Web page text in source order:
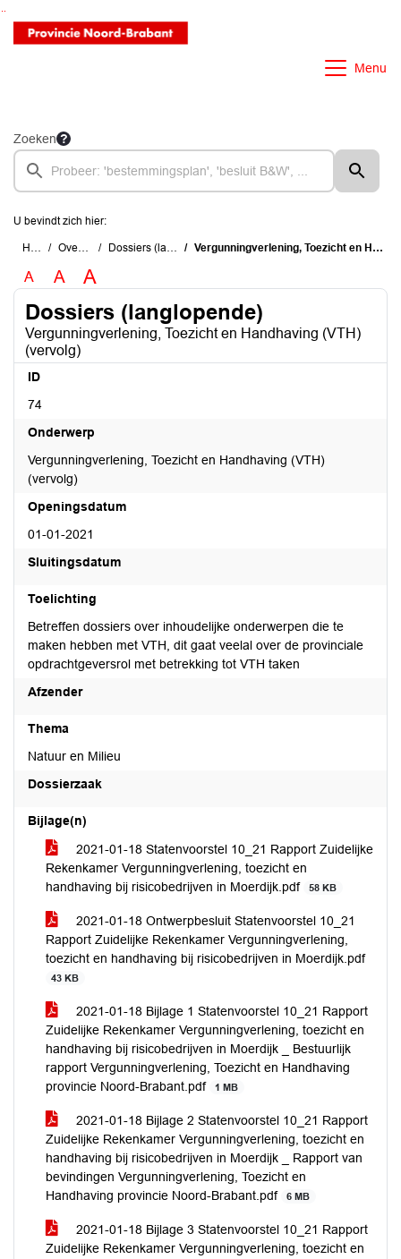
Ga naar de inhoud van deze pagina
Ga naar het zoeken
Ga naar het menu
Menu
Zoeken
U bevindt zich hier:
Home Overzichten Dossiers (langlopende) Vergunningverlening, Toezicht en Handhaving (VTH) (vervolg)
A A A
Dossiers (langlopende)
Vergunningverlening, Toezicht en Handhaving (VTH)
(vervolg)
ID
74
Onderwerp
Vergunningverlening, Toezicht en Handhaving (VTH)
(vervolg)
Openingsdatum
01-01-2021
Sluitingsdatum
Toelichting
Betreffen dossiers over inhoudelijke onderwerpen die te
maken hebben met VTH, dit gaat veelal over de provinciale
opdrachtgeversrol met betrekking tot VTH taken
Afzender
Thema
Natuur en Milieu
Dossierzaak
Bijlage(n)
2021-01-18 Statenvoorstel 10_21 Rapport Zuidelijke
Rekenkamer Vergunningverlening, toezicht en
handhaving bij risicobedrijven in Moerdijk.pdf
58 KB
2021-01-18 Ontwerpbesluit Statenvoorstel 10_21
Rapport Zuidelijke Rekenkamer Vergunningverlening,
toezicht en handhaving bij risicobedrijven in Moerdijk.pdf
43 KB
2021-01-18 Bijlage 1 Statenvoorstel 10_21 Rapport
Zuidelijke Rekenkamer Vergunningverlening, toezicht en
handhaving bij risicobedrijven in Moerdijk _ Bestuurlijk
rapport Vergunningverlening, Toezicht en Handhaving
provincie Noord-Brabant.pdf
1 MB
2021-01-18 Bijlage 2 Statenvoorstel 10_21 Rapport
Zuidelijke Rekenkamer Vergunningverlening, toezicht en
handhaving bij risicobedrijven in Moerdijk _ Rapport van
bevindingen Vergunningverlening, Toezicht en
Handhaving provincie Noord-Brabant.pdf
6 MB
2021-01-18 Bijlage 3 Statenvoorstel 10_21 Rapport
Zuidelijke Rekenkamer Vergunningverlening, toezicht en